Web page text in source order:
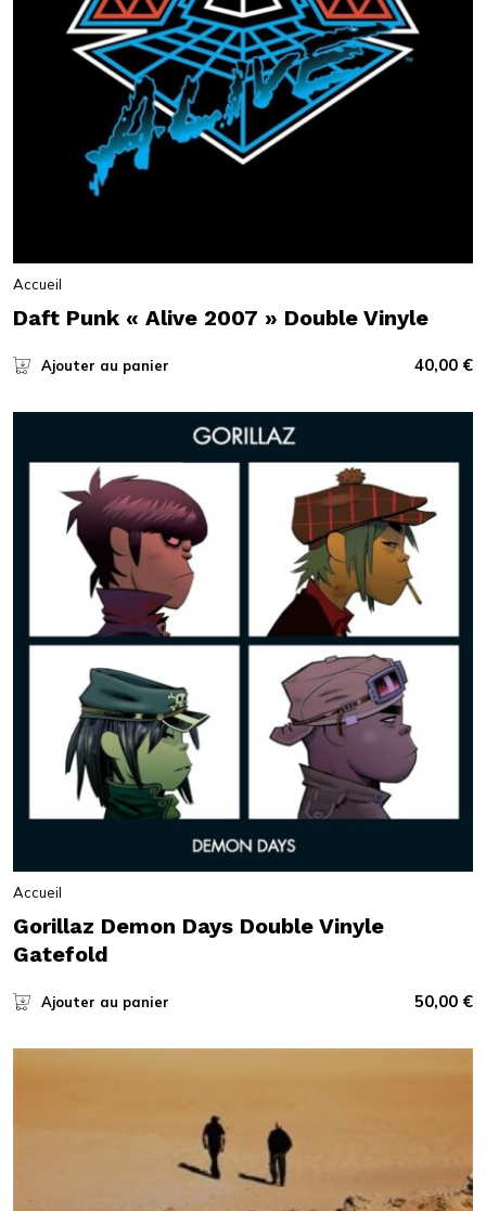
Accueil
Daft Punk « Alive 2007 » Double Vinyle
Ajouter au panier 40,00 €
Accueil
Gorillaz Demon Days Double Vinyle
Gatefold
Ajouter au panier 50,00 €